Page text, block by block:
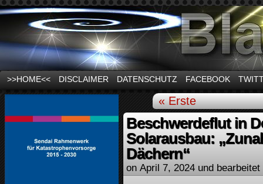
News und Infos zum Thema Stromausfall
>>HOME<< DISCLAIMER DATENSCHUTZ FACEBOOK
« Erste
Beschwerdeflut in
Solarausbau:
Dächern“
on April 7, 2024 und